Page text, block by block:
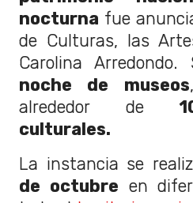
nocturna fue
de Culturas, las
Carolina
noche de museos
alrededor de
culturales.
La instancia se
de octubre en